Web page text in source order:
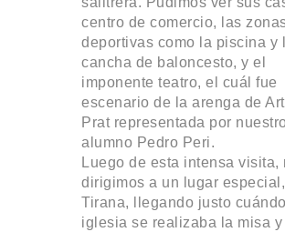
centro de comercio, las
deportivas como la piscina y
cancha de baloncesto, y el
imponente teatro, el cuál fue
escenario de la arenga de
Prat representada por
alumno Pedro Peri.
Luego de esta intensa visita,
dirigimos a un lugar
Tirana, llegando justo
iglesia se realizaba la misa y